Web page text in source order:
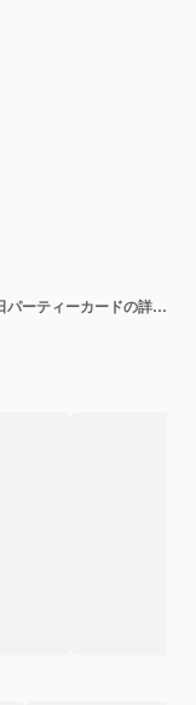
パーティーのお祝い手描きの要素。誕生日パーティーカードの詳細、カラフルな風船、花輪、カップケーキ、紙吹雪、キャンドルとケーキの挨拶。挨拶・招待状セット